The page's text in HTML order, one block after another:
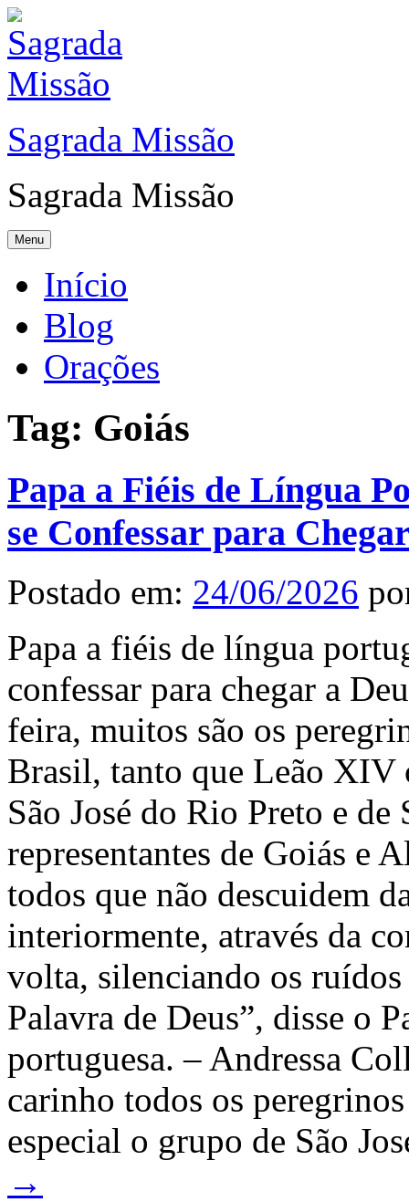
Sagrada Missão
Sagrada Missão
Menu
Início
Blog
Orações
Tag: Goiás
Papa a Fiéis de Língua
se Confessar para
Postado em: 24/06/2026
Papa a fiéis de língua
confessar para chegar a
feira, muitos são os
Brasil, tanto que Leão XIV
São José do Rio Preto e
representantes de Goiás e
todos que não descuidem
interiormente, através da
volta, silenciando os
Palavra de Deus”, disse o
portuguesa. – Andressa
carinho todos os
especial o grupo de São
→